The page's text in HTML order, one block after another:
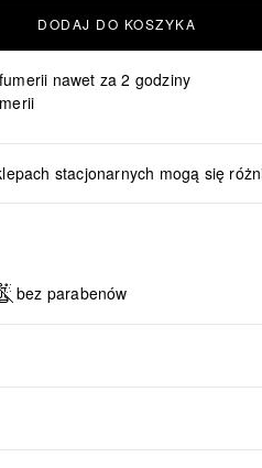
DODAJ DO KOSZYKA
nawet za 2 godziny
stacjonarnych mogą się
bez parabenów